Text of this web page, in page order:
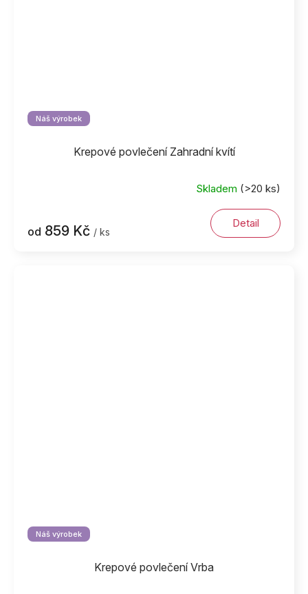
Náš výrobek
Krepové povlečení Zahradní kvítí
Skladem (>20 ks)
od 859 Kč / ks
Detail
Náš výrobek
Krepové povlečení Vrba